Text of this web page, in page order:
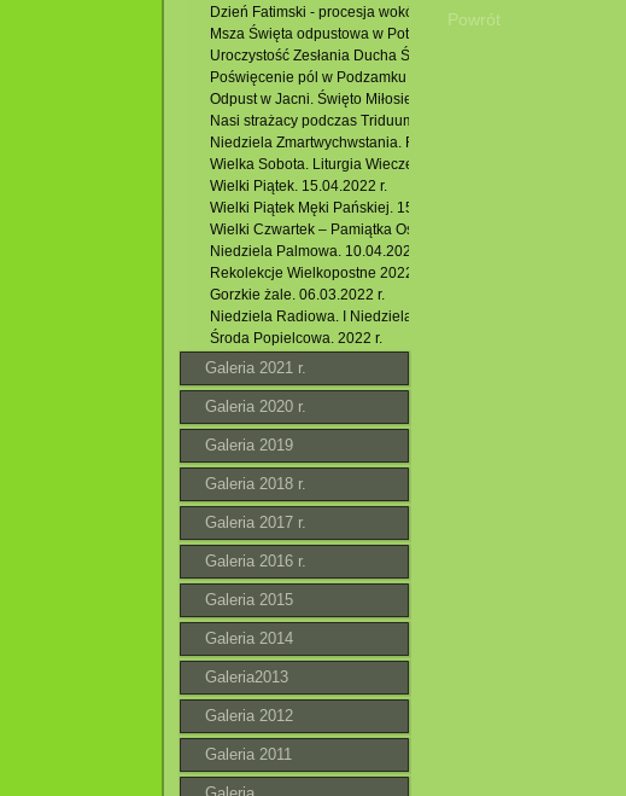
Dzień Fatimski - procesja wokół kościoła. 13.05.2022 r.
Msza Święta odpustowa w Potoczku. 08.05.2022 r.
Uroczystość Zesłania Ducha Świętego. Odpust. 05.06.2022 r.
Poświęcenie pól w Podzamku i Msza Święta. 01.05.2022 r.
Odpust w Jacni. Święto Miłosierdzia Bożego. 24.04.2022r.
Nasi strażacy podczas Triduum Paschalnego.
Niedziela Zmartwychwstania. Rezurekcja. 17.04.2022 r.
Wielka Sobota. Liturgia Wieczerzy Paschalnej. 16.04.2022 r.
Wielki Piątek. 15.04.2022 r.
Wielki Piątek Męki Pańskiej. 15.04.2022 r.
Wielki Czwartek – Pamiątka Ostatniej Wieczerzy. Uroczysta
Niedziela Palmowa. 10.04.2022 r.
Rekolekcje Wielkopostne 2022.
Gorzkie żale. 06.03.2022 r.
Niedziela Radiowa. I Niedziela Wielkiego Postu. 06.03.2022
Środa Popielcowa. 2022 r.
Galeria 2021 r.
Galeria 2020 r.
Galeria 2019
Galeria 2018 r.
Galeria 2017 r.
Galeria 2016 r.
Galeria 2015
Galeria 2014
Galeria2013
Galeria 2012
Galeria 2011
Powrót